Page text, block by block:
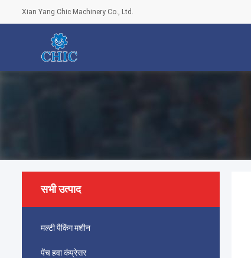
Xian Yang Chic Machinery Co., Ltd.
सभी उत्पाद
मल्टी पैकिंग मशीन
पेंच हवा कंप्रेसर